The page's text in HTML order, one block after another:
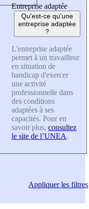
Entreprise adaptée
Qu'est-ce qu'une
entreprise adaptée
?
L'entreprise adaptée
permet à un travailleur
en situation de
handicap d'exercer
une activité
professionnelle dans
des conditions
adaptées à ses
capacités. Pour en
savoir plus, consultez
le site de l’UNEA.
Appliquerles filtres